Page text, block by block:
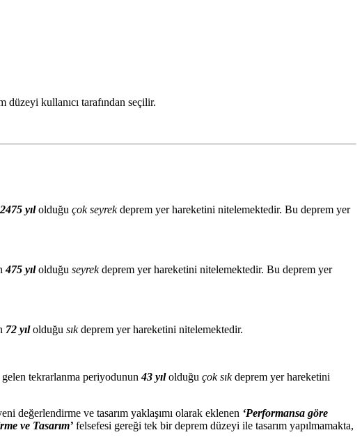
düzeyi kullanıcı tarafından seçilir.
2475 yılolduğu çok seyrekdeprem yer hareketini nitelemektedir. Bu deprem yer
475 yılolduğu seyrekdeprem yer hareketini nitelemektedir. Bu deprem yer
72 yılolduğu sıkdeprem yer hareketini nitelemektedir.
gelen tekrarlanma periyodunun43 yılolduğu çok sıkdeprem yer hareketini
ve tasarım yaklaşımı olarak eklenen ‘Performansa göre
ve Tasarım’ felsefesi gereği tek bir deprem düzeyi ile tasarım yapılmamakta,